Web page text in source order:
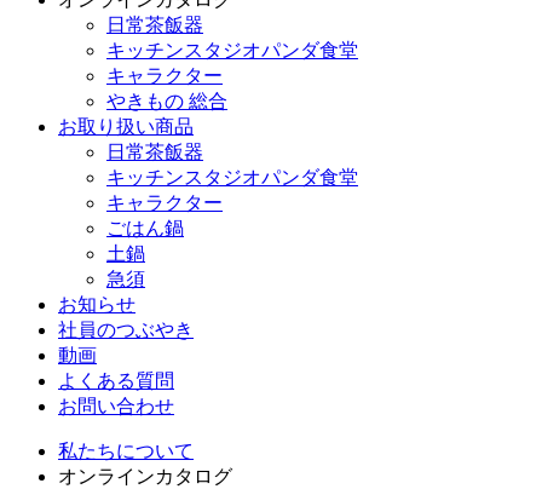
日常茶飯器
キッチンスタジオパンダ食堂
キャラクター
やきもの 総合
お取り扱い商品
日常茶飯器
キッチンスタジオパンダ食堂
キャラクター
ごはん鍋
土鍋
急須
お知らせ
社員のつぶやき
動画
よくある質問
お問い合わせ
私たちについて
オンラインカタログ